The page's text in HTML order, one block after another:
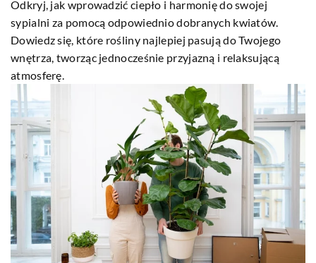
Odkryj, jak wprowadzić ciepło i harmonię do swojej
sypialni za pomocą odpowiednio dobranych kwiatów.
Dowiedz się, które rośliny najlepiej pasują do Twojego
wnętrza, tworząc jednocześnie przyjazną i relaksującą
atmosferę.